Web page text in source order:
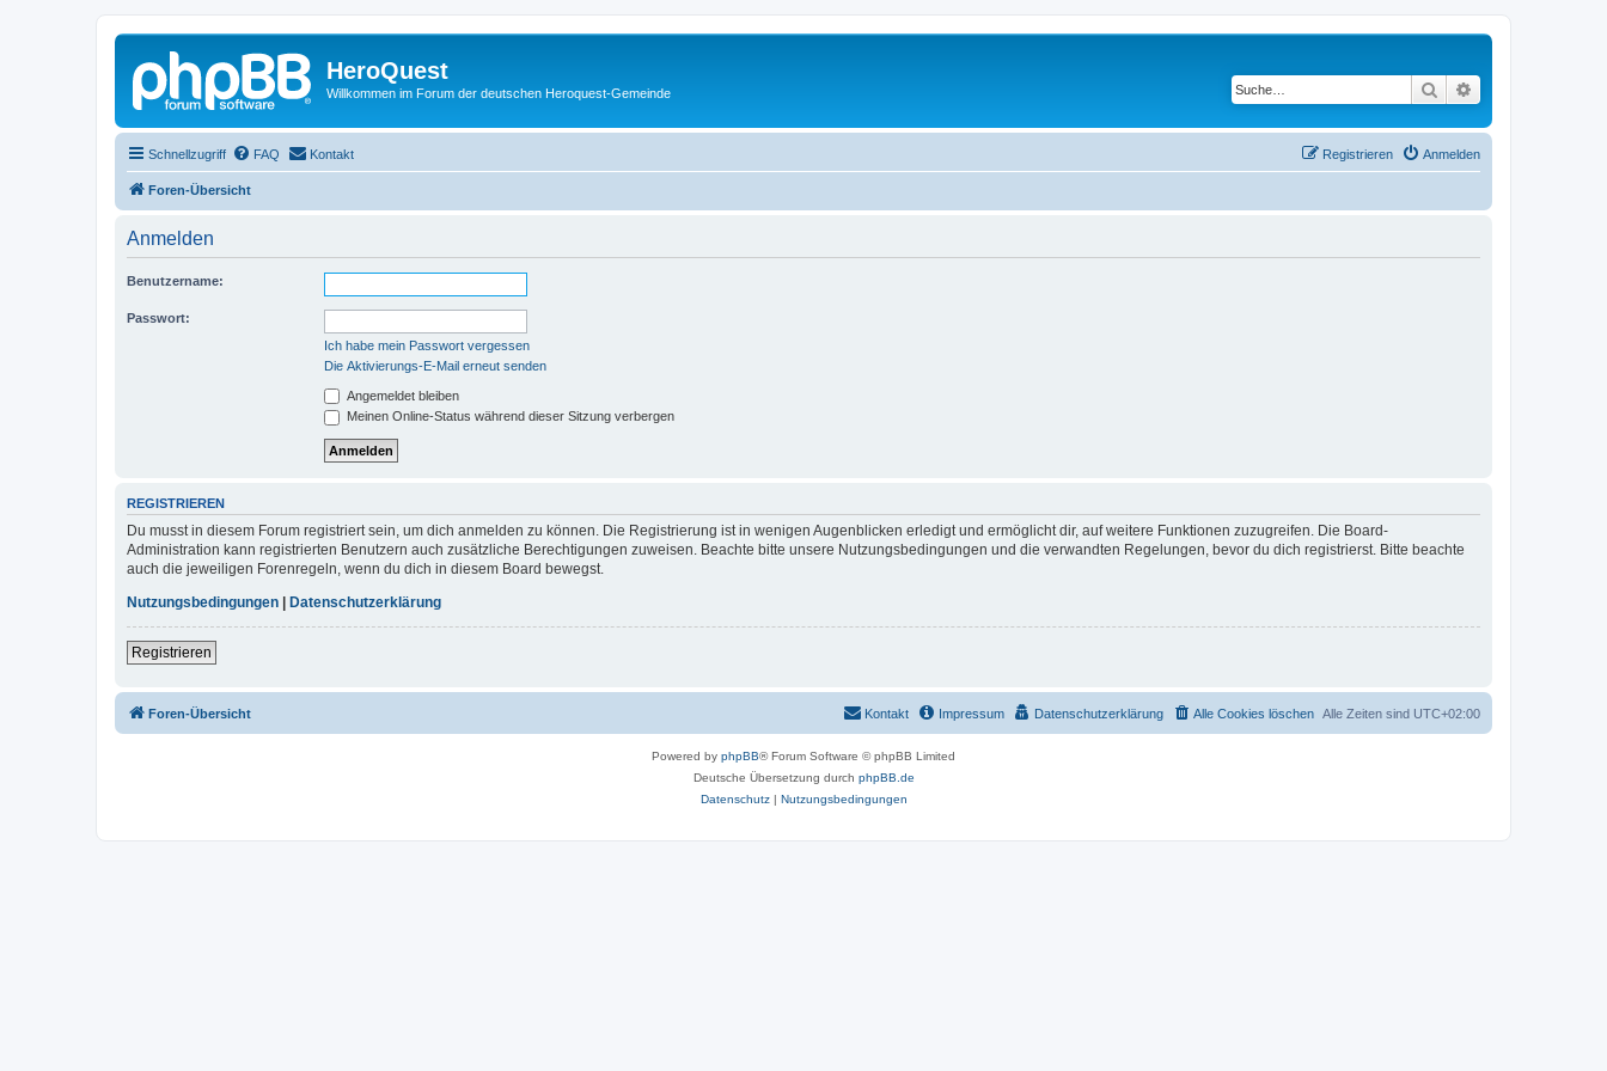
HeroQuest
Willkommen im Forum der deutschen Heroquest-Gemeinde Suche
Schnellzugriff FAQ Kontakt Anmelden
Registrieren
Foren-Übersicht
Anmelden
Benutzername:
Passwort:
Ich habe mein Passwort vergessen
Die Aktivierungs-E-Mail erneut senden
Angemeldet bleiben
Meinen Online-Status während dieser Sitzung verbergen
REGISTRIEREN
Du musst in diesem Forum registriert sein, um dich anmelden zu können. Die Registrierung ist in wenigen Augenblicken erledigt und ermöglicht dir, auf weitere Funktionen zuzugreifen. Die Board-
Administration kann registrierten Benutzern auch zusätzliche Berechtigungen zuweisen. Beachte bitte unsere Nutzungsbedingungen und die verwandten Regelungen, bevor du dich registrierst. Bitte beachte
auch die jeweiligen Forenregeln, wenn du dich in diesem Board bewegst.
Nutzungsbedingungen
Datenschutzerklärung
Registrieren
Foren-Übersicht Alle Zeiten sind UTC+02:00
Alle Cookies löschen
Datenschutzerklärung
Impressum
Kontakt
Powered by phpBB® Forum Software © phpBB Limited
Deutsche Übersetzung durch phpBB.de
Datenschutz| Nutzungsbedingungen